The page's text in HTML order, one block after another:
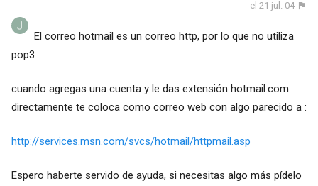
el 21 jul. 04
El correo hotmail es un correo http, por lo que no utiliza
pop3
cuando agregas una cuenta y le das extensión hotmail.com
directamente te coloca como correo web con algo parecido a :
http://services.msn.com/svcs/hotmail/httpmail.asp
Espero haberte servido de ayuda, si necesitas algo más pídelo